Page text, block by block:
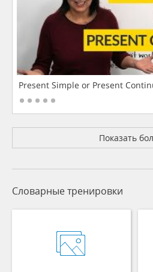
Present Simple or Present
Показать
Словарные тренировки